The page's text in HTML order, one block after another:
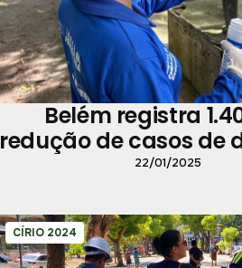
Belém registra
redução de casos de
20 de janeiro
22/01/2025
CÍRIO 2024